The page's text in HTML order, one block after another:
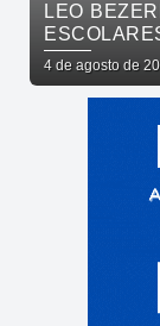
LEO
DA
ESPORTE
4 de agosto de